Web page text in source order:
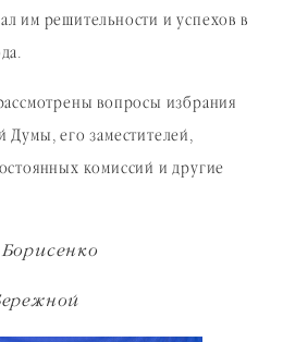
им решительности и успехов в
вопросы избрания
Думы, его заместителей,
комиссий и другие